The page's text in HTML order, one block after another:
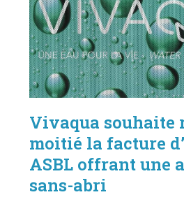
Vivaqua souhaite
moitié la facture
ASBL offrant une
sans-abri